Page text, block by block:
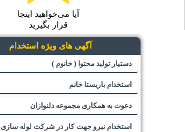
آیا می‌خواهید اینجا
قرار بگیرید
آگهی های ویژه استخدام
دستیار تولید محتوا ( خانوم )
استخدام باریستا خانم
دعوت به همکاری مجموعه دلنوازان
استخدام نیرو جهت کار در شرکت لوله سازی